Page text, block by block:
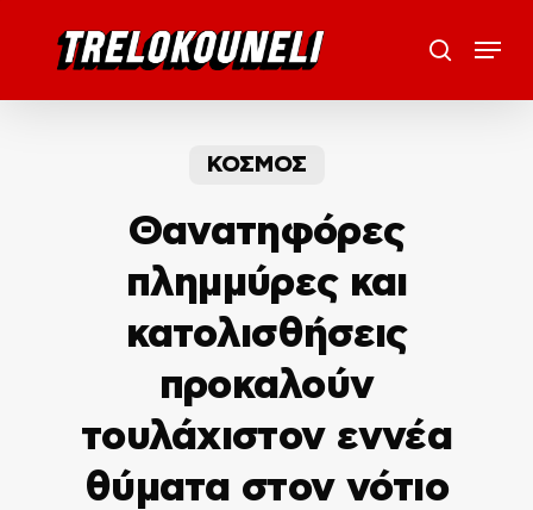
search
Menu
ΚΟΣΜΟΣ
Θανατηφόρες
πλημμύρες και
κατολισθήσεις
προκαλούν
τουλάχιστον εννέα
θύματα στον νότιο